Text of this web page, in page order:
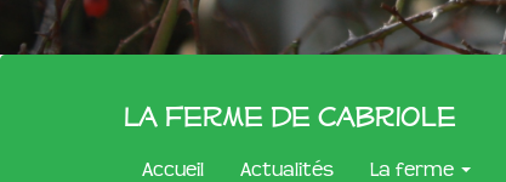
La Ferme de Cabriole
Accueil Actualités La ferme